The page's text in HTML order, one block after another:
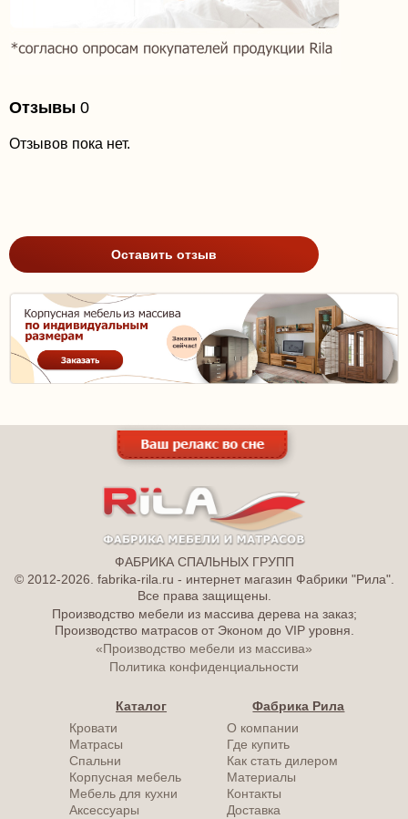
Отзывы 0
Отзывов пока нет.
Оставить отзыв
ФАБРИКА СПАЛЬНЫХ ГРУПП
© 2012-2026. fabrika-rila.ru - интернет магазин Фабрики "Рила".
Все права защищены.
Производство мебели из массива дерева на заказ;
Производство матрасов от Эконом до VIP уровня.
«Производство мебели из массива»
Политика конфиденциальности
Каталог
Кровати
Матрасы
Спальни
Корпусная мебель
Мебель для кухни
Аксессуары
Фабрика Рила
О компании
Где купить
Как стать дилером
Материалы
Контакты
Доставка